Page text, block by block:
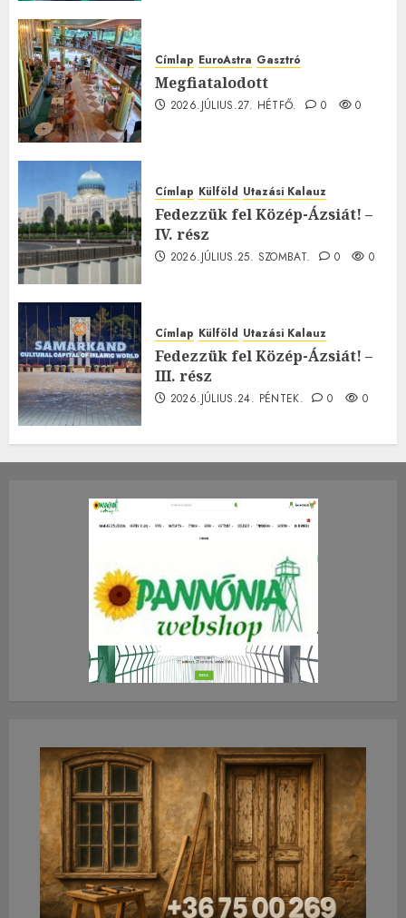
Címlap EuroAstra Gasztró
Megfiatalodott
2026.JÚLIUS.27. HÉTFŐ. 0 0
Címlap Külföld Utazási Kalauz
Fedezzük fel Közép-Ázsiát! –
IV. rész
2026.JÚLIUS.25. SZOMBAT. 0 0
Címlap Külföld Utazási Kalauz
Fedezzük fel Közép-Ázsiát! –
III. rész
2026.JÚLIUS.24. PÉNTEK. 0 0